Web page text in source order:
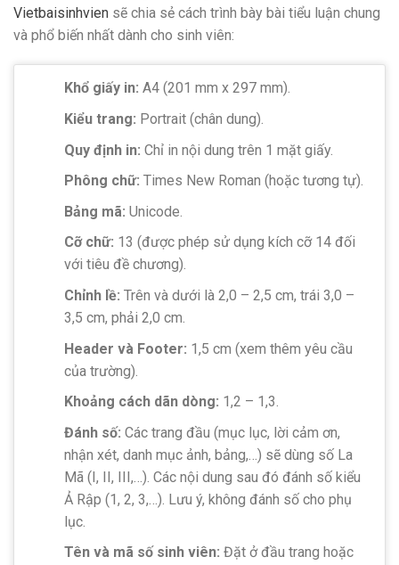
Vietbaisinhvien sẽ chia sẻ cách trình bày bài tiểu luận chung
và phổ biến nhất dành cho sinh viên:
Khổ giấy in: A4 (201 mm x 297 mm).
Kiểu trang: Portrait (chân dung).
Quy định in: Chỉ in nội dung trên 1 mặt giấy.
Phông chữ: Times New Roman (hoặc tương tự).
Bảng mã: Unicode.
Cỡ chữ: 13 (được phép sử dụng kích cỡ 14 đối
với tiêu đề chương).
Chỉnh lề: Trên và dưới là 2,0 – 2,5 cm, trái 3,0 –
3,5 cm, phải 2,0 cm.
Header và Footer: 1,5 cm (xem thêm yêu cầu
của trường).
Khoảng cách dãn dòng: 1,2 – 1,3.
Đánh số: Các trang đầu (mục lục, lời cảm ơn,
nhận xét, danh mục ảnh, bảng,…) sẽ dùng số La
Mã (I, II, III,…). Các nội dung sau đó đánh số kiểu
Ả Rập (1, 2, 3,…). Lưu ý, không đánh số cho phụ
lục.
Tên và mã số sinh viên: Đặt ở đầu trang hoặc